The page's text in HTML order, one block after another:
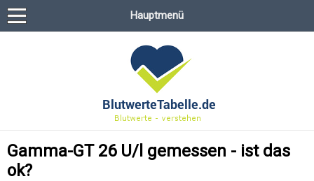
Hauptmenü
Gamma-GT 26 U/l gemessen - ist das
ok?